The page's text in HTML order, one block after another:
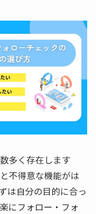
多く存在します
不得意な機能がは
は自分の目的に合っ
にフォロー・フォ